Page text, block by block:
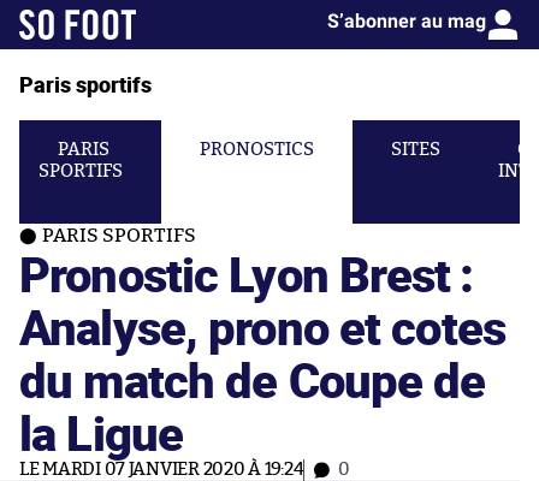
S’abonner au mag
Paris sportifs
PARIS
SPORTIFS
PRONOSTICS SITES
PARIS SPORTIFS
Pronostic Lyon Brest :
Analyse, prono et cotes
du match de Coupe de
la Ligue
LE MARDI 07 JANVIER 2020 À 19:24 0